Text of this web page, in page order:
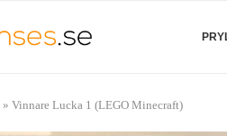
» Vinnare Lucka 1 (LEGO Minecraft)